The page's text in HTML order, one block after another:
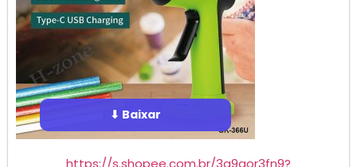
⬇ Baixar
https://s.shopee.com.br/3q9qor3fn9?